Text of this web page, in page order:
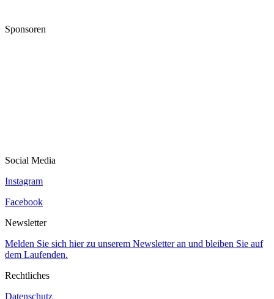
Sponsoren
Social Media
Instagram
Facebook
Newsletter
Melden Sie sich hier zu unserem Newsletter an und bleiben Sie auf
dem Laufenden.
Rechtliches
Datenschutz